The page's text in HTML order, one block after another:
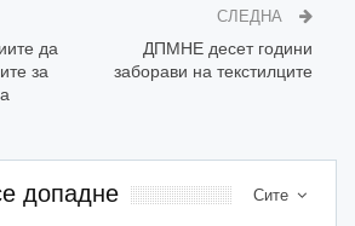
да
за
СЛЕДНА
ДПМНЕ десет години
заборави на текстилците
Сите
допадне